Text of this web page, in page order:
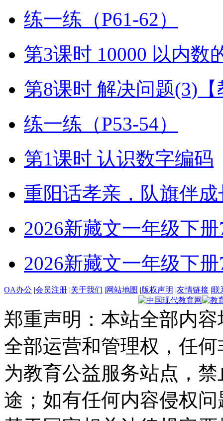
练一练（P61-62）
第3课时 10000 以内数
第8课时 解决问题(3)
练一练（P53-54）
第1课时 认识数字编码
重阳话孝亲，队旗伴成
2026新藏文一年级下册
2026新藏文一年级下册
OA办公 |会员注册 |关于我们 |网站地图 |版权声明 |友情链接 |联
郑重声明：本站全部内
全部运营和管理权，任
为教育公益服务站点，
途；如有任何内容侵权